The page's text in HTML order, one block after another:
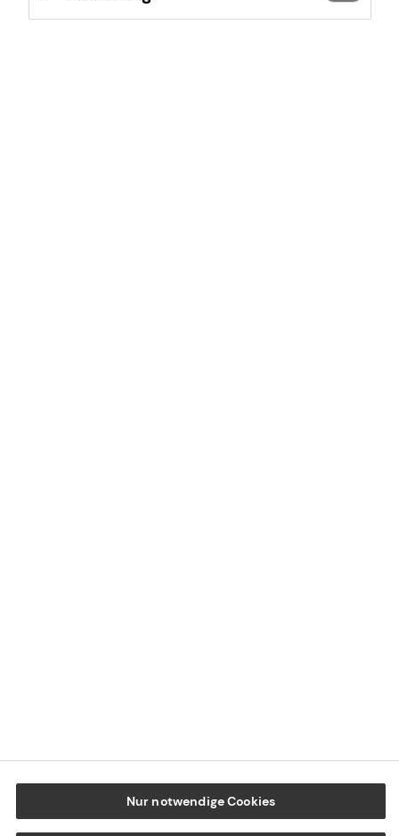
Firma tecis Finanzdienstleistungen AG, Alter
Nur notwendige Cookies